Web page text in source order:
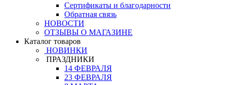
Сертификаты и благодарности
Обратная связь
НОВОСТИ
ОТЗЫВЫ О МАГАЗИНЕ
Каталог товаров
НОВИНКИ
ПРАЗДНИКИ
14 ФЕВРАЛЯ
23 ФЕВРАЛЯ